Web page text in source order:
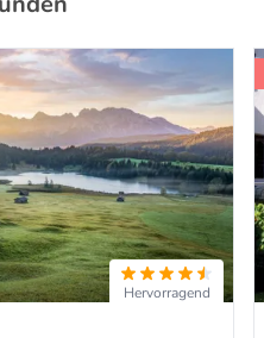
Hervorragend